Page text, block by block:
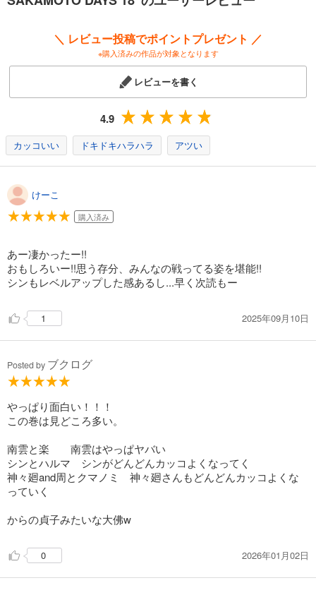
SAKAMOTO DAYS 23
試し読み
あらすじを表示する
SAKAMOTO DAYS 24
SAKAMOTO DAYS 25
あらすじを表示する
カート
SAKAMOTO DAYS 27
試し読み
SAKAMOTO DAYS 28
＼ レビュー投稿でポイントプレゼント ／
※購入済みの作品が対象となります
レビューを書く
4.9
カッコいい ドキドキハラハラ アツい
けーこ
購入済み
あー凄かったー!!
おもしろいー!!思う存分、みんなの戦ってる姿を堪能!!
シンもレベルアップした感あるし...早く次読もー
1 2025年09月10日
Posted by ブクログ
やっぱり面白い！！！
この巻は見どころ多い。
南雲と楽 南雲はやっぱヤバい
シンとハルマ シンがどんどんカッコよくなってく
神々廻and周とクマノミ 神々廻さんもどんどんカッコよくな
っていく
からの貞子みたいな大佛w
0 2026年01月02日